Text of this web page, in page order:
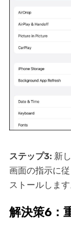
ステップ3: 新
画面の指示に
ストールします
解決策6：